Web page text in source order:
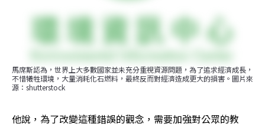
馬席斯認為，世界上大多數國家並未充分重視資源問題，為了追求經濟成長，
不惜犧牲環境，大量消耗化石燃料，最終反而對經濟造成更大的損害。圖片來
源：shutterstock
他說，為了改變這種錯誤的觀念，需要加強對公眾的教